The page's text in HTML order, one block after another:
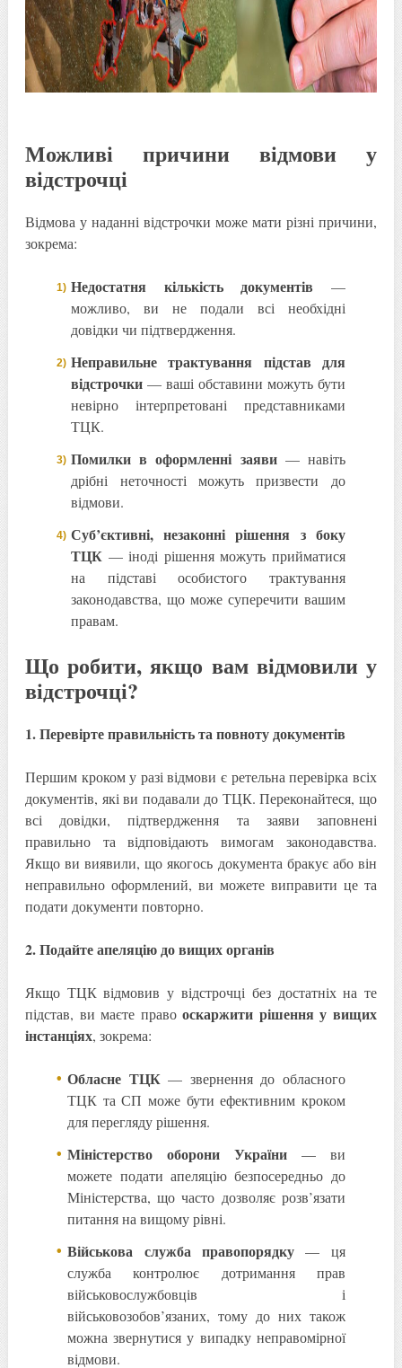
Можливі причини відмови у
відстрочці
Відмова у наданні відстрочки може мати різні причини,
зокрема:
Недостатня кількість документів —
можливо, ви не подали всі необхідні
довідки чи підтвердження.
Неправильне трактування підстав для
відстрочки — ваші обставини можуть бути
невірно інтерпретовані представниками
ТЦК.
Помилки в оформленні заяви— навіть
дрібні неточності можуть призвести до
відмови.
Суб’єктивні, незаконні рішення з боку
ТЦК — іноді рішення можуть прийматися
на підставі особистого трактування
законодавства, що може суперечити вашим
правам.
Що робити, якщо вам відмовили у
відстрочці?
1. Перевірте правильність та повноту документів
Першим кроком у разі відмови є ретельна перевірка всіх
документів, які ви подавали до ТЦК. Переконайтеся, що
всі довідки, підтвердження та заяви заповнені
правильно та відповідають вимогам законодавства.
Якщо ви виявили, що якогось документа бракує або він
неправильно оформлений, ви можете виправити це та
подати документи повторно.
2. Подайте апеляцію до вищих органів
Якщо ТЦК відмовив у відстрочці без достатніх на те
підстав, ви маєте правооскаржити рішення у вищих
інстанціях, зокрема:
Обласне ТЦК— звернення до обласного
ТЦК та СП може бути ефективним кроком
для перегляду рішення.
Міністерство оборони України — ви
можете подати апеляцію безпосередньо до
Міністерства, що часто дозволяє розв’язати
питання на вищому рівні.
Військова служба правопорядку — ця
служба контролює дотримання прав
військовослужбовців і
військовозобов’язаних, тому до них також
можна звернутися у випадку неправомірної
відмови.